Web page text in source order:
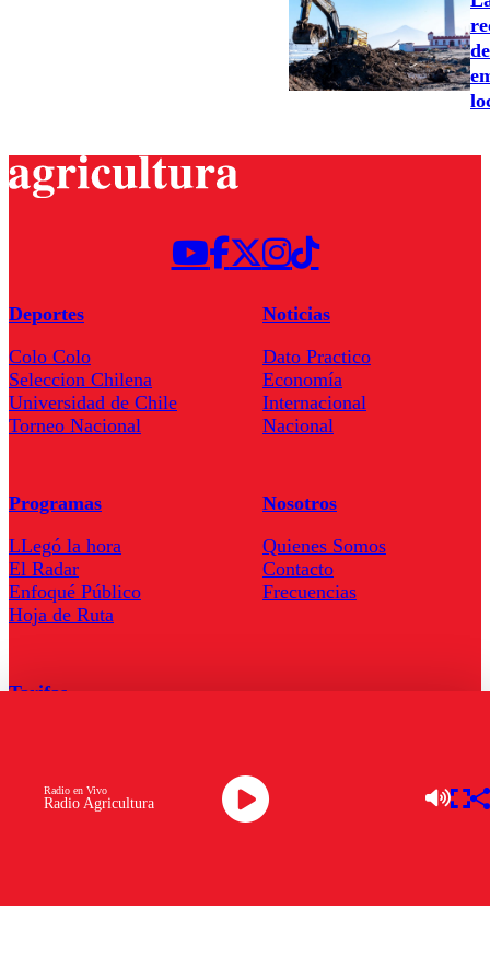
Radio Agricultura
Radio en Vivo
Deportes
Colo Colo
Seleccion Chilena
Universidad de Chile
Torneo Nacional
Noticias
Dato Practico
Economía
Internacional
Nacional
Programas
LLegó la hora
El Radar
Enfoqué Público
Hoja de Ruta
Nosotros
Quienes Somos
Contacto
Frecuencias
Tarifas
Descarga la APP